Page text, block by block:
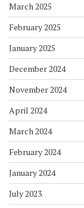
March 2025
February 2025
January 2025
December 2024
November 2024
April 2024
March 2024
February 2024
January 2024
July 2023